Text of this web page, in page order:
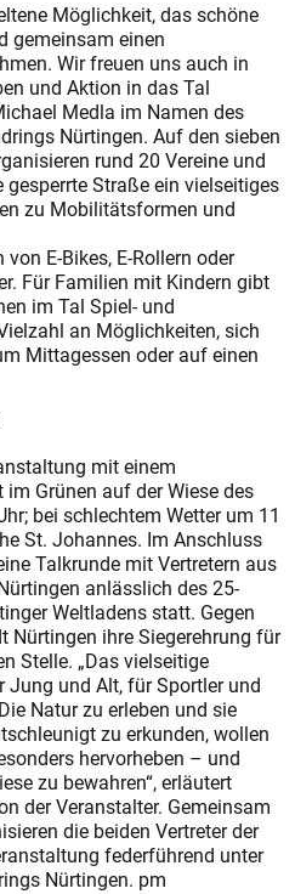
Möglichkeit, das schöne
gemeinsam einen
Wir freuen uns auch in
und Aktion in das Tal
Medla im Namen des
Nürtingen. Auf den sieben
rund 20 Vereine und
Straße ein vielseitiges
zu Mobilitätsformen und
E-Bikes, E-Rollern oder
Für Familien mit Kindern gibt
im Tal Spiel- und
an Möglichkeiten, sich
Mittagessen oder auf einen
mit einem
Grünen auf der Wiese des
bei schlechtem Wetter um 11
St. Johannes. Im Anschluss
Talkrunde mit Vertretern aus
anlässlich des 25-
Weltladens statt. Gegen
Nürtingen ihre Siegerehrung für
Stelle. „Das vielseitige
und Alt, für Sportler und
Natur zu erleben und sie
zu erkunden, wollen
hervorheben – und
zu bewahren“, erläutert
der Veranstalter. Gemeinsam
die beiden Vertreter der
federführend unter
Nürtingen. pm